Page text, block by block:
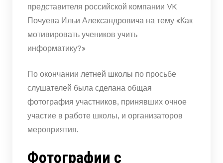
представителя российской компании VK
Почуева Ильи Александровича на тему «Как
мотивировать учеников учить
информатику?»
По окончании летней школы по просьбе
слушателей была сделана общая
фотография участников, принявших очное
участие в работе школы, и организаторов
мероприятия.
Фотографии с